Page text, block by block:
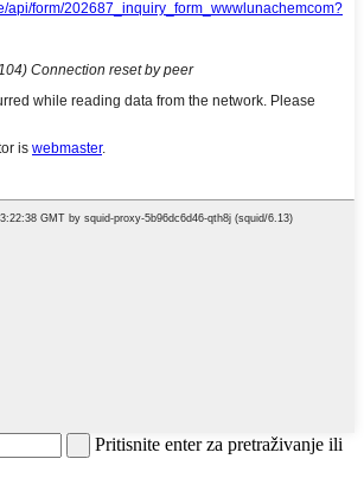
Pritisnite enter za pretraživanje ili